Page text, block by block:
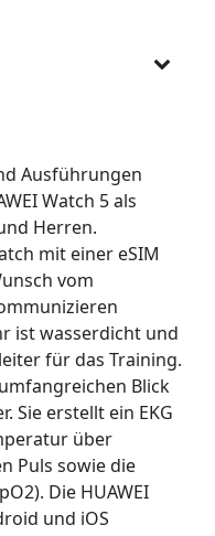
Ausführungen
Watch 5 als
Herren.
mit einer eSIM
vom
ist wasserdicht und
für das Training.
Blick
Sie erstellt ein EKG
über
Puls sowie die
Die HUAWEI
und iOS